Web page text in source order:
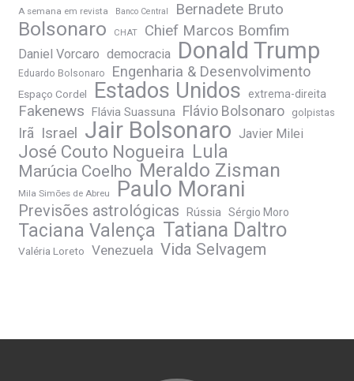
A semana em revista Banco Central Bernadete Bruto
Bolsonaro CHAT Chief Marcos Bomfim
Daniel Vorcaro democracia Donald Trump
Eduardo Bolsonaro Engenharia & Desenvolvimento
Espaço Cordel Estados Unidos extrema-direita
Fakenews Flávia Suassuna Flávio Bolsonaro golpistas
Irã Israel Jair Bolsonaro Javier Milei
José Couto Nogueira Lula
Marúcia Coelho Meraldo Zisman
Mila Simões de Abreu Paulo Morani
Previsões astrológicas Rússia Sérgio Moro
Taciana Valença Tatiana Daltro
Valéria Loreto Venezuela Vida Selvagem